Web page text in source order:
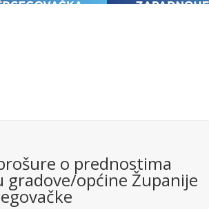
o prednostima
gradove/općine Županije